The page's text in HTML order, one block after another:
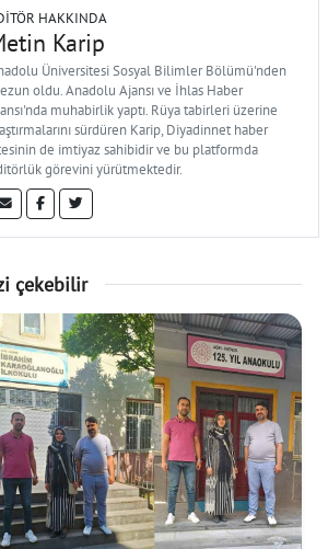
HAKKINDA
Karip
Üniversitesi Sosyal Bilimler Bölümü'nden
oldu. Anadolu Ajansı ve İhlas Haber
muhabirlik yaptı. Rüya tabirleri üzerine
sürdüren Karip, Diyadinnet haber
de imtiyaz sahibidir ve bu platformda
görevini yürütmektedir.
çekebilir